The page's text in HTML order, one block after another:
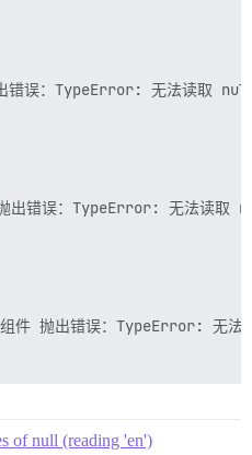
错误：TypeError: 无法读取
出错误：TypeError: 无法读取
件 抛出错误：TypeError: 无
件 抛出错误：TypeError: 无
of null (reading 'en')